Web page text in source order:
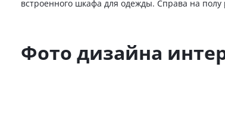
встроенного шкафа для одежды. Справа на
Фото дизайна